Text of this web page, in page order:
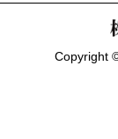
Copyright